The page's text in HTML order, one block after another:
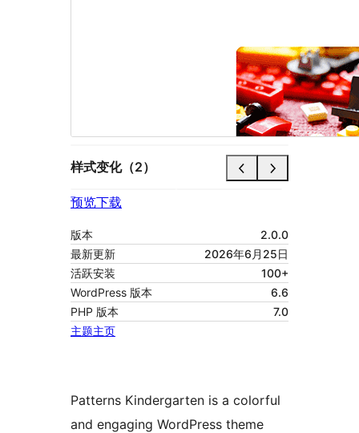
样式变化（2）
预览下载
版本
2.0.0
最新更新
2026年6月25日
活跃安装
100+
WordPress 版本
6.6
PHP 版本
7.0
主题主页
Patterns Kindergarten is a colorful
and engaging WordPress theme